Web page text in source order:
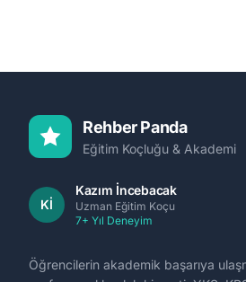
Rehber Panda
Eğitim Koçluğu & Akademi
Kİ
Kazım İncebacak
Uzman Eğitim Koçu
7+ Yıl Deneyim
Öğrencilerin akademik başarıya